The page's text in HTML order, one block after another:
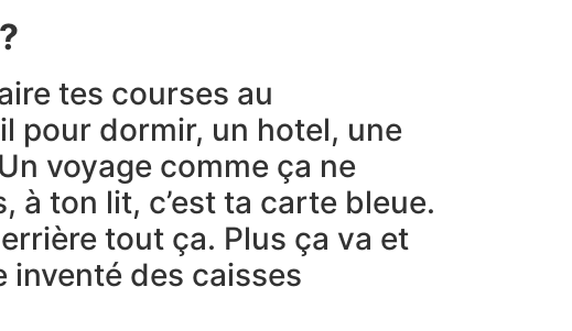
tes courses au
pour dormir, un hotel, une
voyage comme ça ne
à ton lit, c’est ta carte bleue.
tout ça. Plus ça va et
inventé des caisses